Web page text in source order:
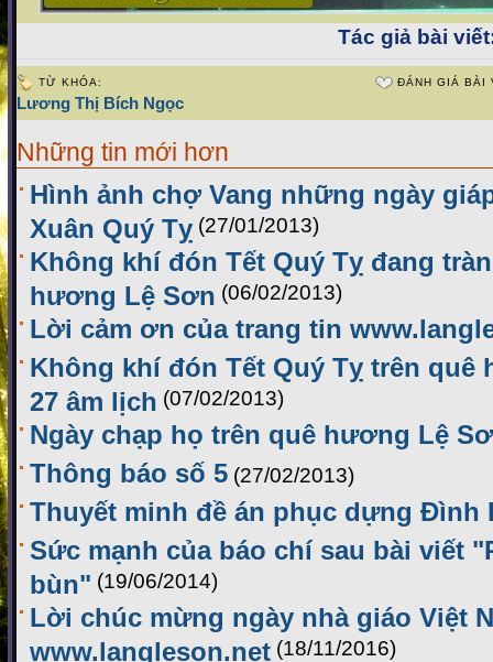
Tác giả bài
TỪ KHÓA:
Lương Thị Bích Ngọc
ĐÁNH GIÁ BÀI
Những tin mới hơn
Hình ảnh chợ Vang những ngày
Xuân Quý Tỵ (27/01/2013)
Không khí đón Tết Quý Tỵ đang
hương Lệ Sơn (06/02/2013)
Lời cảm ơn của trang tin
Không khí đón Tết Quý Tỵ trên quê
27 âm lịch (07/02/2013)
Ngày chạp họ trên quê hương Lệ
Thông báo số 5 (27/02/2013)
Thuyết minh đề án phục dựng Đình
Sức mạnh của báo chí sau bài viết
bùn" (19/06/2014)
Lời chúc mừng ngày nhà giáo Việt
www.langleson.net (18/11/2016)